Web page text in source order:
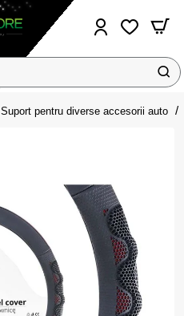
Suport pentru diverse accesorii auto